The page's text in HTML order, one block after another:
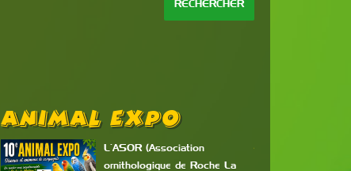
Animal Expo
L’ASOR (Association
ornithologique de Roche La